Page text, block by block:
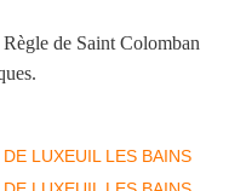
de Saint Colomban